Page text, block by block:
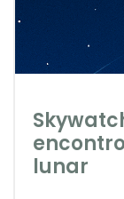
lunar